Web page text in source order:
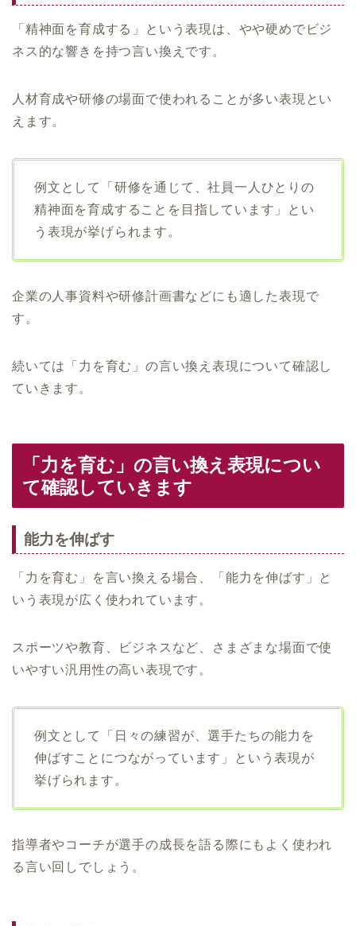
「精神面を育成する」という表現は、やや硬めでビジ
ネス的な響きを持つ言い換えです。
人材育成や研修の場面で使われることが多い表現とい
えます。
例文として「研修を通じて、社員一人ひとりの
精神面を育成することを目指しています」とい
う表現が挙げられます。
企業の人事資料や研修計画書などにも適した表現で
す。
続いては「力を育む」の言い換え表現について確認し
ていきます。
「力を育む」の言い換え表現につい
て確認していきます
能力を伸ばす
「力を育む」を言い換える場合、「能力を伸ばす」と
いう表現が広く使われています。
スポーツや教育、ビジネスなど、さまざまな場面で使
いやすい汎用性の高い表現です。
例文として「日々の練習が、選手たちの能力を
伸ばすことにつながっています」という表現が
挙げられます。
指導者やコーチが選手の成長を語る際にもよく使われ
る言い回しでしょう。